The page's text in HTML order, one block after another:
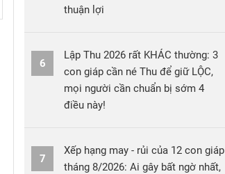
thuận lợi
6
Lập Thu 2026 rất KHÁC thường: 3
con giáp cần né Thu để giữ LỘC,
mọi người cần chuẩn bị sớm 4
điều này!
7
Xếp hạng may - rủi của 12 con giáp
tháng 8/2026: Ai gây bất ngờ nhất,